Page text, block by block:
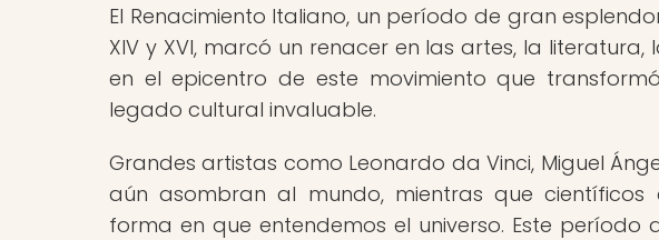
El Renacimiento Italiano, un período de gran
XIV y XVI, marcó un renacer en las artes, la
en el epicentro de este movimiento que
legado cultural invaluable.
Grandes artistas como Leonardo da Vinci, Miguel
aún asombran al mundo, mientras que científicos
forma en que entendemos el universo. Este